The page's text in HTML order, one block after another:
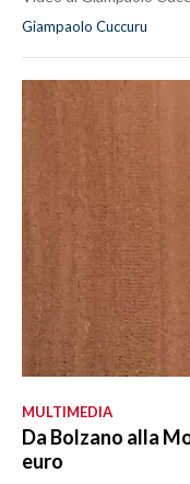
Giampaolo Cuccuru
MULTIMEDIA
Da Bolzano alla
euro